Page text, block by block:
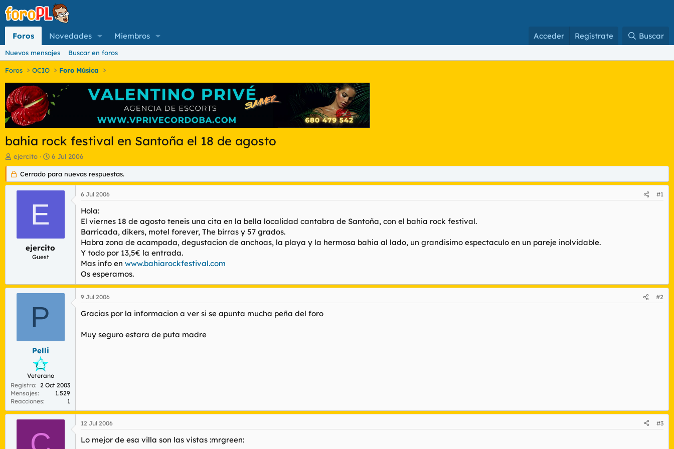
Foros Novedades Miembros Acceder Regístrate Buscar
Nuevos mensajes Buscar en foros
Foros OCIO Foro Música
bahia rock festival en Santoña el 18 de agosto
I
n
i
c
d
ejercito
F
e
c
h
a
i
c
6 Jul 2006
Cerrado para nuevas respuestas.
E
ejercito
Guest
6 Jul 2006 #1
Hola:
El viernes 18 de agosto teneis una cita en la bella localidad cantabra de Santoña, con el bahia rock festival.
Barricada, dikers, motel forever, The birras y 57 grados.
Habra zona de acampada, degustacion de anchoas, la playa y la hermosa bahia al lado, un grandisimo espectaculo en un pareje inolvidable.
Y todo por 13,5€ la entrada.
Mas info en www.bahiarockfestival.com
Os esperamos.
P
Pelli
Veterano
Registro
2 Oct 2003
Mensajes
1.529
Reacciones
1
9 Jul 2006 #2
Gracias por la informacion a ver si se apunta mucha peña del foro
Muy seguro estara de puta madre
12 Jul 2006 #3
Lo mejor de esa villa son las vistas :mrgreen: